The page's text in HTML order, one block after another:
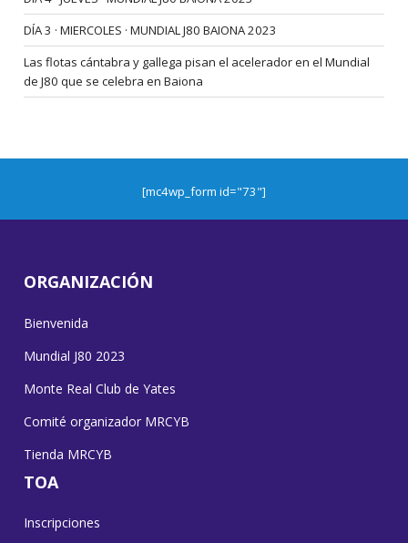
DÍA 3 · MIERCOLES · MUNDIAL J80 BAIONA 2023
Las flotas cántabra y gallega pisan el acelerador en el Mundial
de J80 que se celebra en Baiona
[mc4wp_form id="73"]
ORGANIZACIÓN
Bienvenida
Mundial J80 2023
Monte Real Club de Yates
Comité organizador MRCYB
Tienda MRCYB
TOA
Inscripciones